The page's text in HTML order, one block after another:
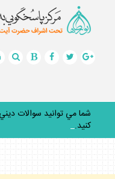
كنيد. _